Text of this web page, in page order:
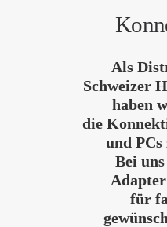
Als
Schweizer
haben
die
und PCs
Bei
für